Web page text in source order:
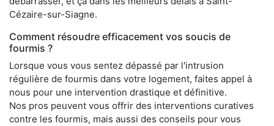
Cézaire-sur-Siagne.
Comment résoudre efficacement vos soucis de
fourmis ?
Lorsque vous vous sentez dépassé par l'intrusion
régulière de fourmis dans votre logement, faites appel à
nous pour une intervention drastique et définitive.
Nos pros peuvent vous offrir des interventions curatives
contre les fourmis, mais aussi des conseils pour vous